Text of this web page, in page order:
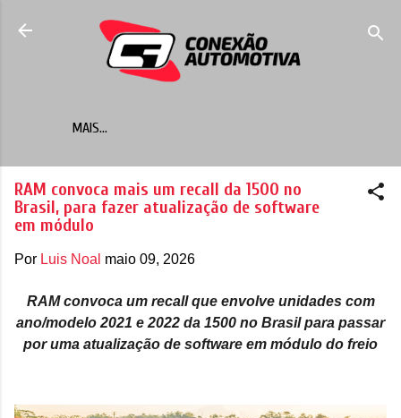
Pular para o conteúdo principal
MAIS…
RAM convoca mais um recall da 1500 no
Brasil, para fazer atualização de software
em módulo
Por Luis Noal maio 09, 2026
RAM convoca um recall que envolve unidades com
ano/modelo 2021 e 2022 da 1500 no Brasil para passar
por uma atualização de software em módulo do freio